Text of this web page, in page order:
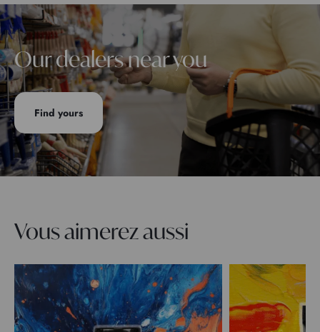
Our dealers near you
Find yours
Vous aimerez aussi